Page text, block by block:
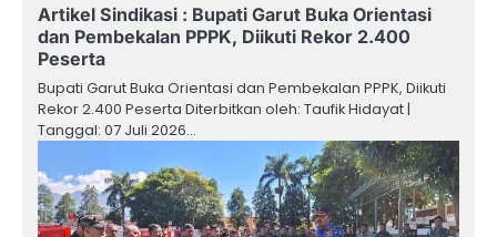
Artikel Sindikasi : Bupati Garut Buka Orientasi
dan Pembekalan PPPK, Diikuti Rekor 2.400
Peserta
Bupati Garut Buka Orientasi dan Pembekalan PPPK, Diikuti
Rekor 2.400 Peserta Diterbitkan oleh: Taufik Hidayat |
Tanggal: 07 Juli 2026…